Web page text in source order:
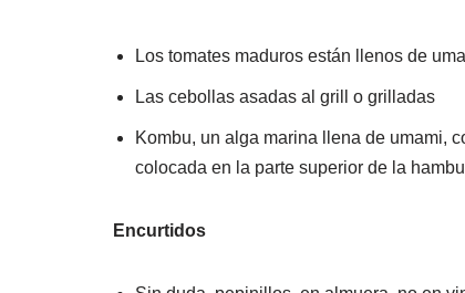
Los tomates maduros están llenos de
Las cebollas asadas al grill o grilladas
Kombu, un alga marina llena de umami,
colocada en la parte superior de la
Encurtidos